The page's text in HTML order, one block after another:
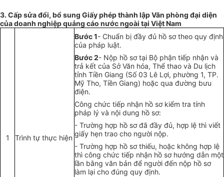
3. Cấp sửa đổi, bổ sung Giấy phép thành lập Văn phòng đại diện
của doanh nghiệp quảng cáo nước ngoài tại Việt Nam
1 Trình tự thực hiện
Bước 1- Chuẩn bị đầy đủ hồ sơ theo quy định
của pháp luật.
Bước 2- Nộp hồ sơ tại Bộ phận tiếp nhận và
trả kết của Sở Văn hóa, Thể thao và Du lịch
tỉnh Tiền Giang (Số 03 Lê Lợi, phường 1, TP.
Mỹ Tho, Tiền Giang) hoặc qua đường bưu
điện.
Công chức tiếp nhận hồ sơ kiểm tra tính
pháp lý và nội dung hồ sơ:
- Trường hợp hồ sơ đã đầy đủ, hợp lệ thì viết
giấy hẹn trao cho người nộp.
- Trường hợp hồ sơ thiếu, hoặc không hợp lệ
thì công chức tiếp nhận hồ sơ hướng dẫn một
lần bằng văn bản để người đến nộp hồ sơ
làm lại cho đúng quy định.